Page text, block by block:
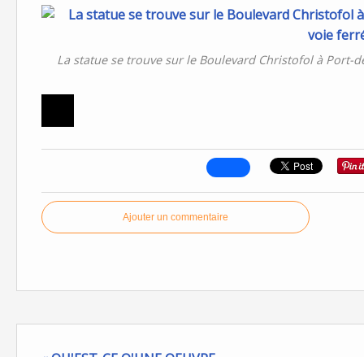
La statue se trouve sur le Boulevard Christofol à Port-
Ajouter un commentaire